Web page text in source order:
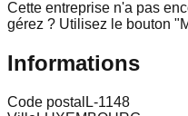
Cette entreprise n'a pas
gérez ? Utilisez le bouton
Informations
Code postal L-1148